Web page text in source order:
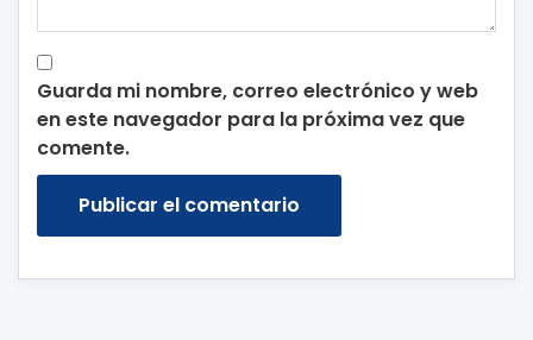
Guarda mi nombre, correo electrónico y web
en este navegador para la próxima vez que
comente.